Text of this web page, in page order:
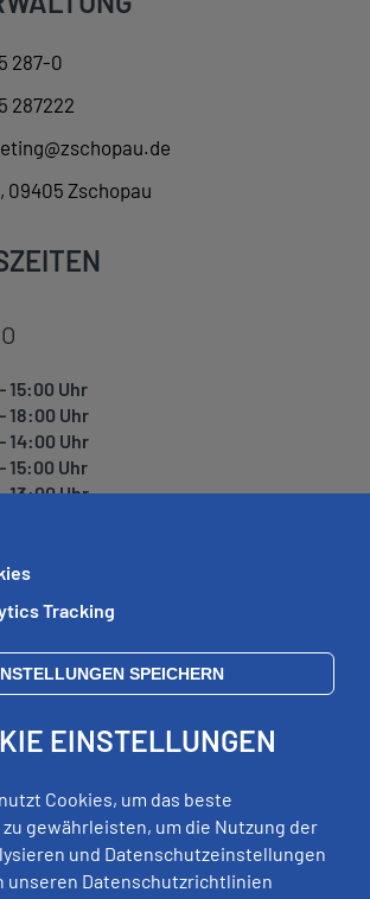
287-0
287222
09405 Zschopau
15:00 Uhr
18:00 Uhr
14:00 Uhr
15:00 Uhr
13:00 Uhr
12:00 Uhr, 13:00 - 18:00 Uhr
12:00 Uhr
Tracking
SPEICHERN
EINSTELLUNGEN
Cookies, um das beste
gewährleisten, um die Nutzung der
und Datenschutzeinstellungen
unseren Datenschutzrichtlinien